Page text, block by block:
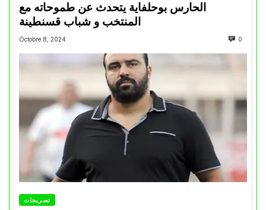
الحارس بوحلفاية يتحدث عن طموحاته مع
المنتخب و شباب قسنطينة
Octobre 8, 2024 0
تصريحات